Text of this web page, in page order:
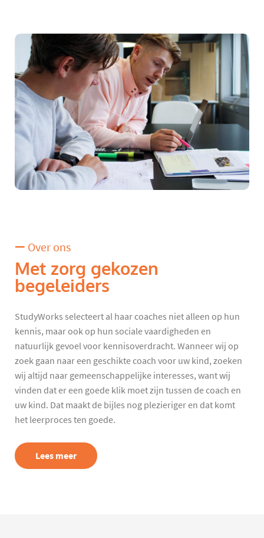
Over ons
Met zorg gekozen
begeleiders
StudyWorks selecteert al haar coaches niet alleen op hun
kennis, maar ook op hun sociale vaardigheden en
natuurlijk gevoel voor kennisoverdracht. Wanneer wij op
zoek gaan naar een geschikte coach voor uw kind, zoeken
wij altijd naar gemeenschappelijke interesses, want wij
vinden dat er een goede klik moet zijn tussen de coach en
uw kind. Dat maakt de bijles nog plezieriger en dat komt
het leerproces ten goede.
Lees meer